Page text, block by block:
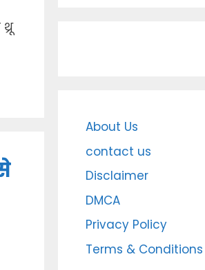
About Us
contact us
Disclaimer
DMCA
Privacy Policy
Terms & Conditions